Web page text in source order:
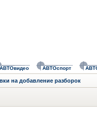
АВТОвидео АВТОспорт
на добавление разборок